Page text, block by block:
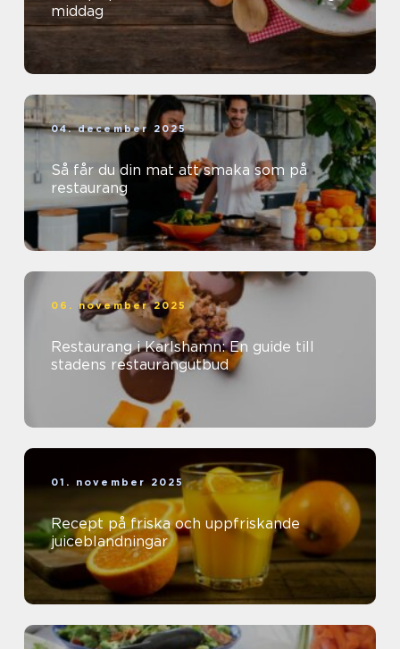
middag
04. december 2025
Så får du din mat att smaka som på
restaurang
06. november 2025
Restaurang i Karlshamn: En guide till
stadens restaurangutbud
01. november 2025
Recept på friska och uppfriskande
juiceblandningar